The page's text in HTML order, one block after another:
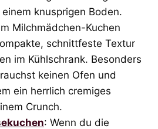
knusprigen Boden.
Milchmädchen-Kuchen
schnittfeste Textur
im Kühlschrank. Besonders
keinen Ofen und
ein herrlich cremiges
Crunch.
: Wenn du die